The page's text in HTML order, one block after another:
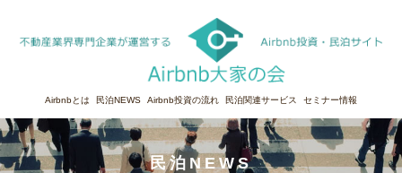
Airbnbとは 民泊NEWS Airbnb投資の流れ 民泊関連サービス セミナー情報
民泊NEWS